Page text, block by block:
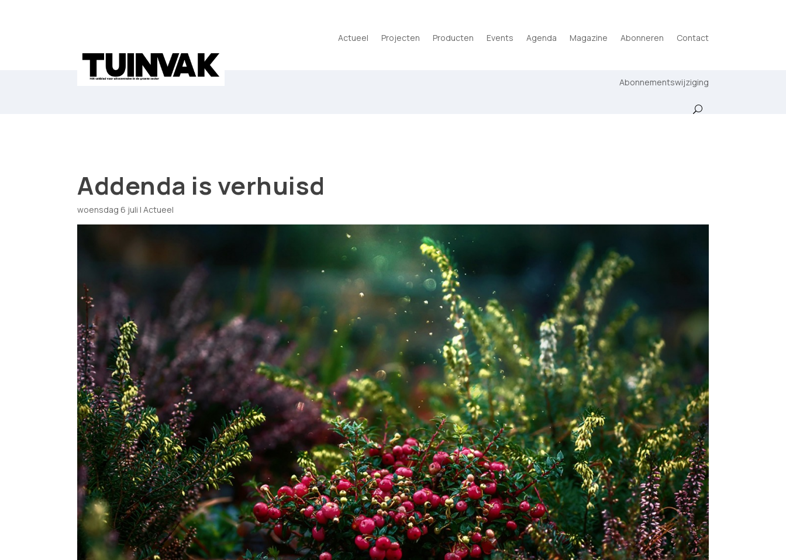
Actueel Projecten Producten Events Agenda Magazine Abonneren Contact
Abonnementswijziging
Addenda is verhuisd
woensdag 6 juli | Actueel